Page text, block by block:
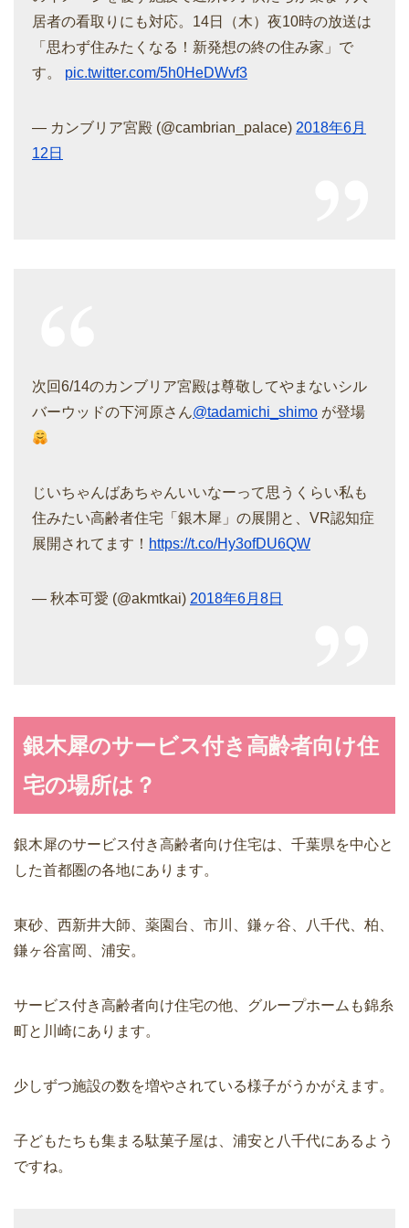
居者の看取りにも対応。14日（木）夜10時の放送は
「思わず住みたくなる！新発想の終の住み家」で
す。 pic.twitter.com/5h0HeDWvf3
— カンブリア宮殿 (@cambrian_palace) 2018年6月
12日
次回6/14のカンブリア宮殿は尊敬してやまないシル
バーウッドの下河原さん@tadamichi_shimo が登場
じいちゃんばあちゃんいいなーって思うくらい私も
住みたい高齢者住宅「銀木犀」の展開と、VR認知症
展開されてます！ https://t.co/Hy3ofDU6QW
— 秋本可愛 (@akmtkai) 2018年6月8日
銀木犀のサービス付き高齢者向け住
宅の場所は？
銀木犀のサービス付き高齢者向け住宅は、千葉県を中心と
した首都圏の各地にあります。
東砂、西新井大師、薬園台、市川、鎌ヶ谷、八千代、柏、
鎌ヶ谷富岡、浦安。
サービス付き高齢者向け住宅の他、グループホームも錦糸
町と川崎にあります。
少しずつ施設の数を増やされている様子がうかがえます。
子どもたちも集まる駄菓子屋は、浦安と八千代にあるよう
ですね。